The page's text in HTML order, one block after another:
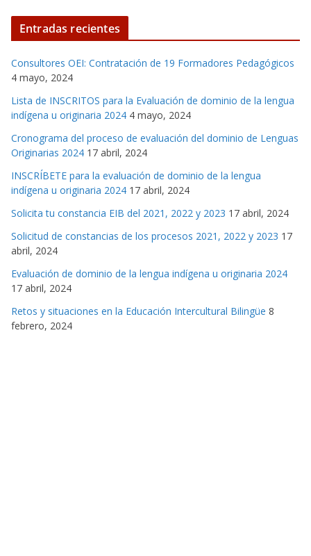
Entradas recientes
Consultores OEI: Contratación de 19 Formadores Pedagógicos
4 mayo, 2024
Lista de INSCRITOS para la Evaluación de dominio de la lengua
indígena u originaria 2024 4 mayo, 2024
Cronograma del proceso de evaluación del dominio de Lenguas
Originarias 2024 17 abril, 2024
INSCRÍBETE para la evaluación de dominio de la lengua
indígena u originaria 2024 17 abril, 2024
Solicita tu constancia EIB del 2021, 2022 y 2023 17 abril, 2024
Solicitud de constancias de los procesos 2021, 2022 y 2023 17
abril, 2024
Evaluación de dominio de la lengua indígena u originaria 2024
17 abril, 2024
Retos y situaciones en la Educación Intercultural Bilingüe 8
febrero, 2024